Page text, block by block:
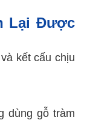
Lại Được
kết cấu chịu
dùng gỗ tràm